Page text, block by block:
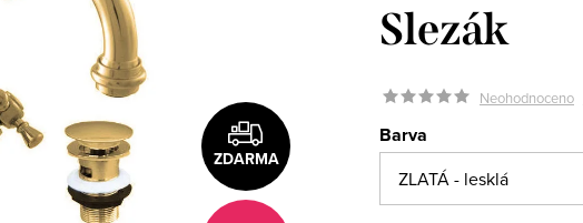
ZDARMA
Slezák
Neohodnoceno
Barva